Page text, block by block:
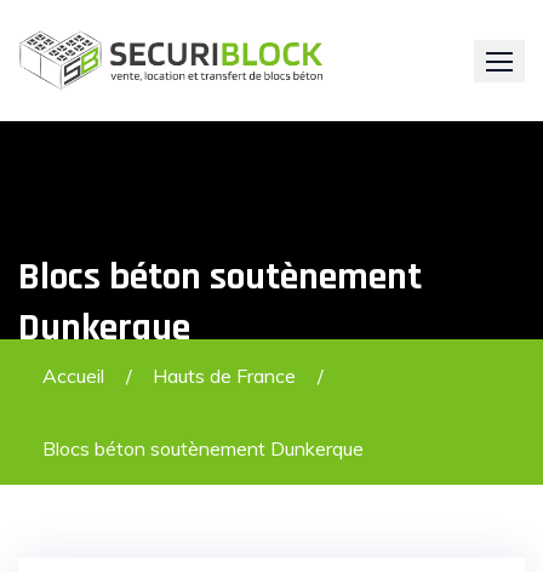
content
Blocs béton soutènement
Dunkerque
Accueil Hauts de France
Blocs béton soutènement Dunkerque